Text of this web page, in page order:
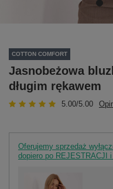
COTTON COMFORT
Jasnobeżowa
długim rękawem
5.00/5.00
Oferujemy sprzedaż
dopiero po REJESTRACJI i